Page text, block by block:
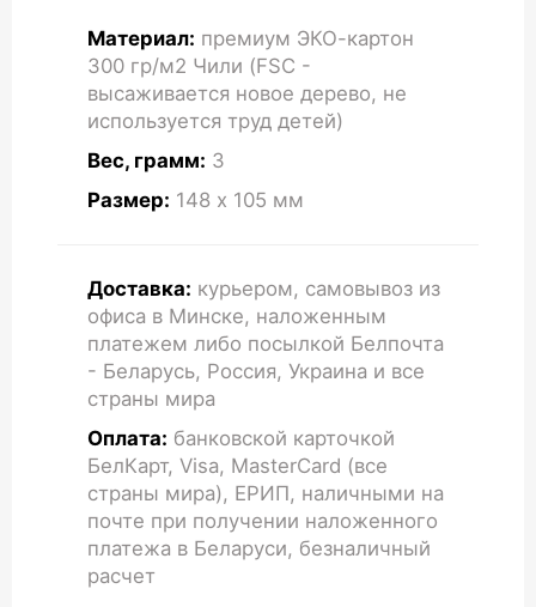
Материал: премиум ЭКО-картон
300 гр/м2 Чили (FSC -
высаживается новое дерево, не
используется труд детей)
Вес, грамм: 3
Размер: 148 x 105 мм
Доставка: курьером, самовывоз из
офиса в Минске, наложенным
платежем либо посылкой Белпочта
- Беларусь, Россия, Украина и все
страны мира
Оплата: банковской карточкой
БелКарт, Visa, MasterCard (все
страны мира), ЕРИП, наличными на
почте при получении наложенного
платежа в Беларуси, безналичный
расчет